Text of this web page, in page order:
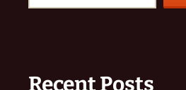
Recent Posts